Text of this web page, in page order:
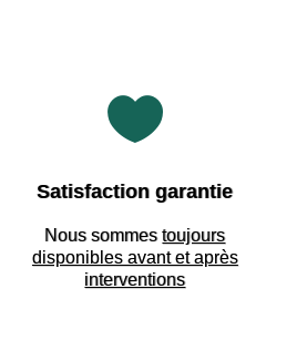

Satisfaction garantie
Nous sommestoujours
disponibles avant et après
interventions